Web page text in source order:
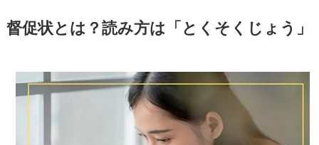
督促状とは？読み方は「とくそくじょう」